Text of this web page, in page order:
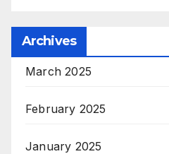
Archives
March 2025
February 2025
January 2025